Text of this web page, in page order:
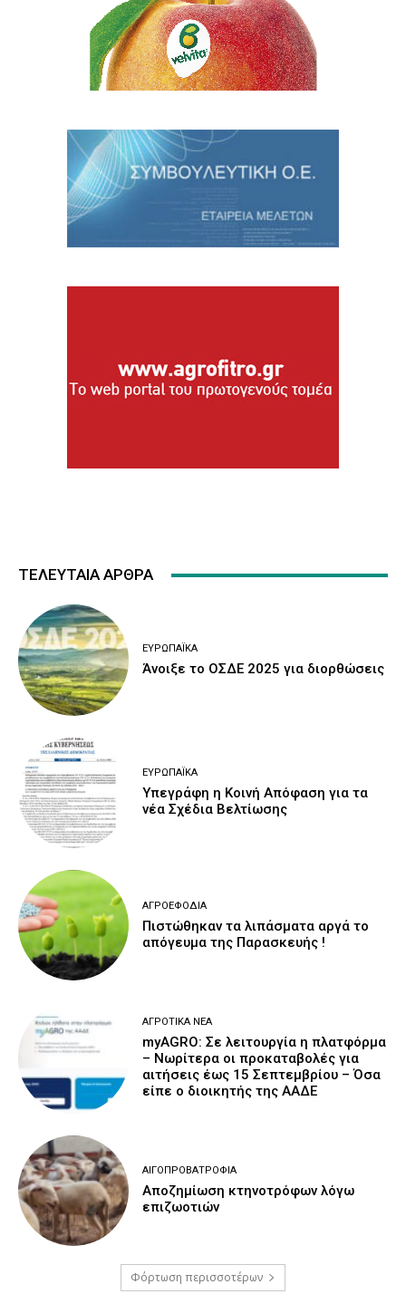
ΤΕΛΕΥΤΑΙΑ ΑΡΘΡΑ
ΕΥΡΩΠΑΪΚΆ
Άνοιξε το ΟΣΔΕ 2025 για διορθώσεις
ΕΥΡΩΠΑΪΚΆ
Υπεγράφη η Κοινή Απόφαση για τα
νέα Σχέδια Βελτίωσης
ΑΓΡΟΕΦΌΔΙΑ
Πιστώθηκαν τα λιπάσματα αργά το
απόγευμα της Παρασκευής !
ΑΓΡΟΤΙΚΆ ΝΈΑ
myAGRO: Σε λειτουργία η πλατφόρμα
– Νωρίτερα οι προκαταβολές για
αιτήσεις έως 15 Σεπτεμβρίου – Όσα
είπε ο διοικητής της ΑΑΔΕ
ΑΙΓΟΠΡΟΒΑΤΡΟΦΊΑ
Αποζημίωση κτηνοτρόφων λόγω
επιζωοτιών
Φόρτωση περισσοτέρων